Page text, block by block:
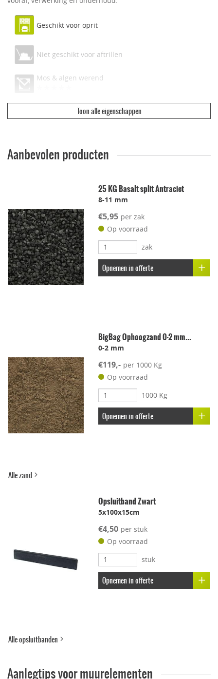
Geschikt voor oprit
Niet geschikt voor aftrillen
Mos & algen werend
Ecologisch & duurzaam
Lichtgewicht
Onderhoudsvriendelijk
Kleur-ondersteunend
Uitbloei remmend
Toon alle eigenschappen
Aanbevolen producten
25 KG Basalt split Antraciet
8-11 mm
€5,95 per zak
Op voorraad
zak
Opnemen in offerte
BigBag Ophoogzand 0-2 mm...
0-2 mm
€119,- per 1000 Kg
Op voorraad
1000 Kg
Opnemen in offerte
Alle zand
Opsluitband Zwart
5x100x15cm
€4,50 per stuk
Op voorraad
stuk
Opnemen in offerte
Alle opsluitbanden
Aanlegtips voor muurelementen